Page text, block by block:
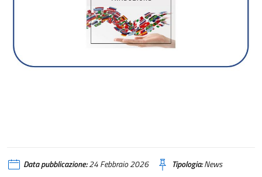
Data pubblicazione:24 Febbraio 2026 Tipologia:News